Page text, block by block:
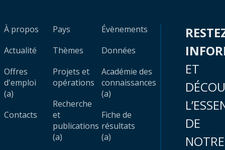
À propos
Actualité
Offres
d'emploi
(a)
Contacts
Pays
Thèmes
Projets et
opérations
Recherche
et
publications
(a)
Évènements
Données
Académie des
connaissances
(a)
Fiche de
résultats
(a)
ET
DE
NOTRE